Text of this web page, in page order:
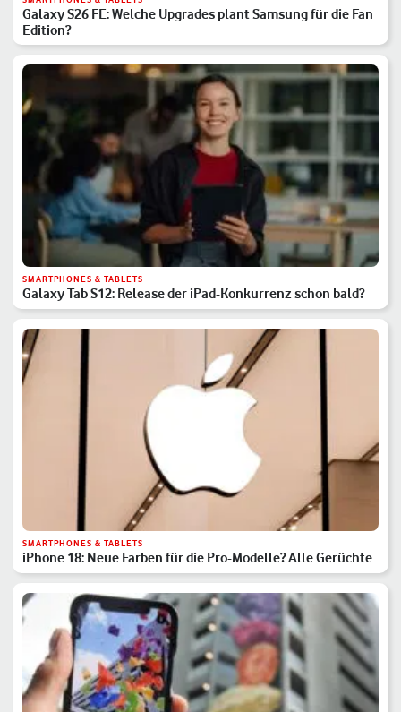
Galaxy S26 FE: Welche Upgrades plant Samsung für die Fan
Edition?
SMARTPHONES & TABLETS
Galaxy Tab S12: Release der iPad-Konkurrenz schon bald?
SMARTPHONES & TABLETS
iPhone 18: Neue Farben für die Pro-Modelle? Alle Gerüchte